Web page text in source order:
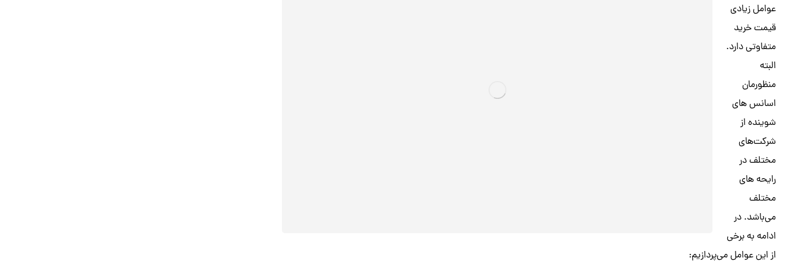
عوامل زیادی
قیمت خرید
متفاوتی دارد.
البته
منظورمان
اسانس‌ های
شوینده از
شرکت‌های
مختلف در
رایحه های
مختلف
می‌باشد. در
ادامه به برخی
از این عوامل می‌پردازیم: